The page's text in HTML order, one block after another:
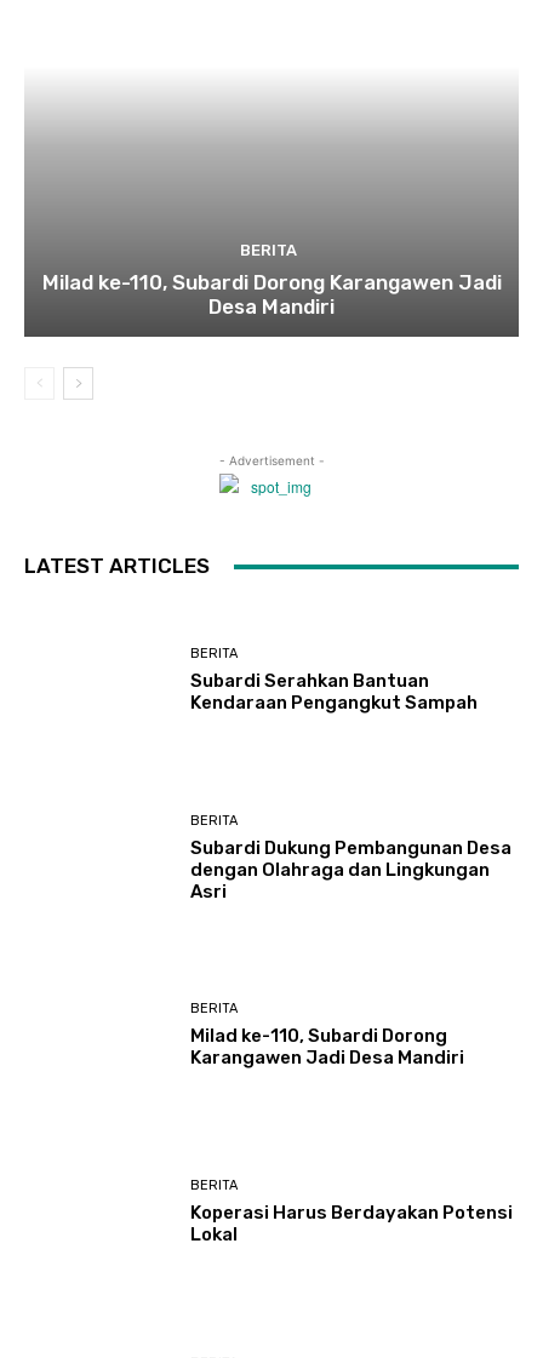
BERITA
Milad ke-110, Subardi Dorong Karangawen Jadi
Desa Mandiri
- Advertisement -
LATEST ARTICLES
BERITA
Subardi Serahkan Bantuan
Kendaraan Pengangkut Sampah
BERITA
Subardi Dukung Pembangunan Desa
dengan Olahraga dan Lingkungan
Asri
BERITA
Milad ke-110, Subardi Dorong
Karangawen Jadi Desa Mandiri
BERITA
Koperasi Harus Berdayakan Potensi
Lokal